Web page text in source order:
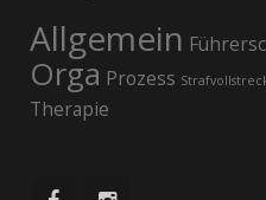
Allgemein
Orga Prozess
Therapie